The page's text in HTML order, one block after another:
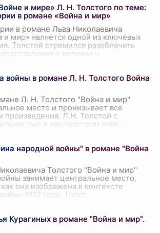
и мире» Л. Н. Толстого по теме:
в романе «Война и мир»
в романе Льва Николаевича
и мир» является одной из ключевых
Толстой стремился разоблачить
о великих ч
войны в романе Л. Н. Толстого Война
Л. Н. Толстого "Война и мир"
место и пронизывает все
Л.Н. Толстой с
и мастерством опис
народной войны" в романе "Война
Толстого "Война и мир"
занимает центральное место,
она изображена в контексте
1812 года. Толст
Курагиных в романе "Война и мир".